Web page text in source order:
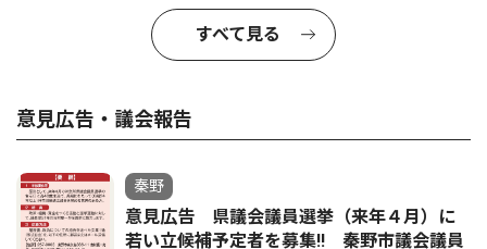
すべて見る
意見広告・議会報告
秦野
意見広告 県議会議員選挙（来年４月）に
若い立候補予定者を募集‼ 秦野市議会議員